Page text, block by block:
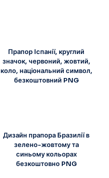
Прапор Іспанії, круглий
значок, червоний, жовтий,
коло, національний символ,
безкоштовний PNG
Дизайн прапора Бразилії в
зелено-жовтому та
синьому кольорах
безкоштовно PNG